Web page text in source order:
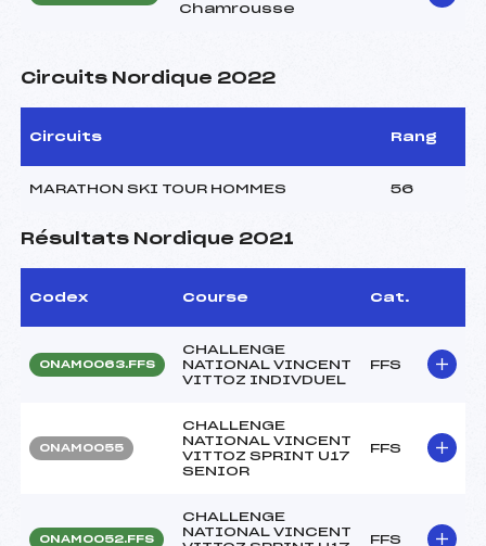
Chamrousse
Circuits Nordique 2022
Circuits Rang
MARATHON SKI TOUR HOMMES 56
Résultats Nordique 2021
Codex Course Cat.
ONAM0063.FFS
CHALLENGE
NATIONAL VINCENT
VITTOZ INDIVDUEL
FFS
ONAM0055
CHALLENGE
NATIONAL VINCENT
VITTOZ SPRINT U17
SENIOR
FFS
ONAM0052.FFS
CHALLENGE
NATIONAL VINCENT
FFS